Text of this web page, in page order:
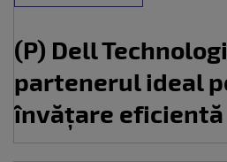
(P) Dell
partenerul ideal
învățare eficientă